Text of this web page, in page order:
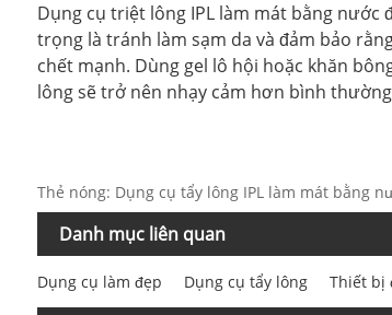
Dụng cụ triệt lông IPL làm mát bằng nước
trọng là tránh làm sạm da và đảm bảo
chết mạnh. Dùng gel lô hội hoặc khăn
lông sẽ trở nên nhạy cảm hơn bình
Thẻ nóng: Dụng cụ tẩy lông IPL làm mát bằng
Danh mục liên quan
Dụng cụ làm đẹp Dụng cụ tẩy lông Thiết bị